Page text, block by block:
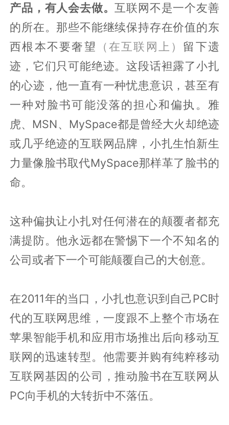
产品，有人会去做。互联网不是一个友善
的所在。那些不能继续保持存在价值的东
西根本不要奢望
（在互联网上） 留下遗
迹，它们只可能绝迹。这段话袒露了小扎
的心迹，他一直有一种忧患意识，甚至有
一种对脸书可能没落的担心和偏执。雅
虎、MSN、MySpace都是曾经大火却绝迹
或几乎绝迹的互联网品牌，小扎生怕新生
力量像脸书取代MySpace那样革了脸书的
命。
这种偏执让小扎对任何潜在的颠覆者都充
满提防。他永远都在警惕下一个不知名的
公司或者下一个可能颠覆自己的大创意。
在2011年的当口，小扎也意识到自己PC时
代的互联网思维，一度跟不上整个市场在
苹果智能手机和应用市场推出后向移动互
联网的迅速转型。他需要并购有纯粹移动
互联网基因的公司，推动脸书在互联网从
PC向手机的大转折中不落伍。